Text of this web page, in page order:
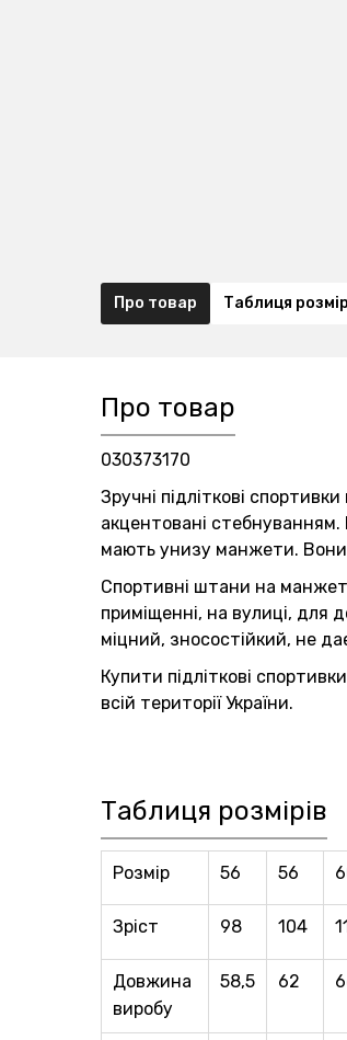
Про товар Таблиця
Про товар
030373170
Зручні підліткові
акцентовані
мають унизу манжети. Вони
Спортивні штани на
приміщенні, на вулиці, для
міцний, зносостійкий, не
Купити підліткові
всій території України.
Таблиця розмірів
Розмір 56 56
Зріст 98 104
Довжина
виробу
58,5 62